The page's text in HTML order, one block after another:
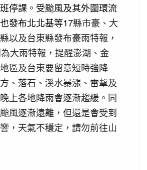
停課。受颱風及其外圍環流
發布北北基等17縣市豪、大
以及台東縣發布豪雨特報，
大雨特報，提醒澎湖、金
區及台東要留意短時強降
、落石、溪水暴漲、雷擊及
上各地降雨會逐漸趨緩。同
風逐漸遠離，但還是會受到
，天氣不穩定，請勿前往山